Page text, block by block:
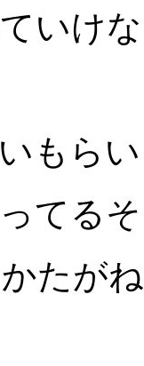
いけ
もら
てる
たがね